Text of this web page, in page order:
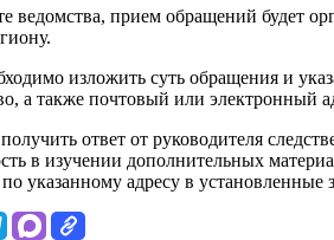
ведомства, прием обращений будет
изложить суть обращения и
а также почтовый или электронный
ответ от руководителя
в изучении дополнительных
указанному адресу в установленные